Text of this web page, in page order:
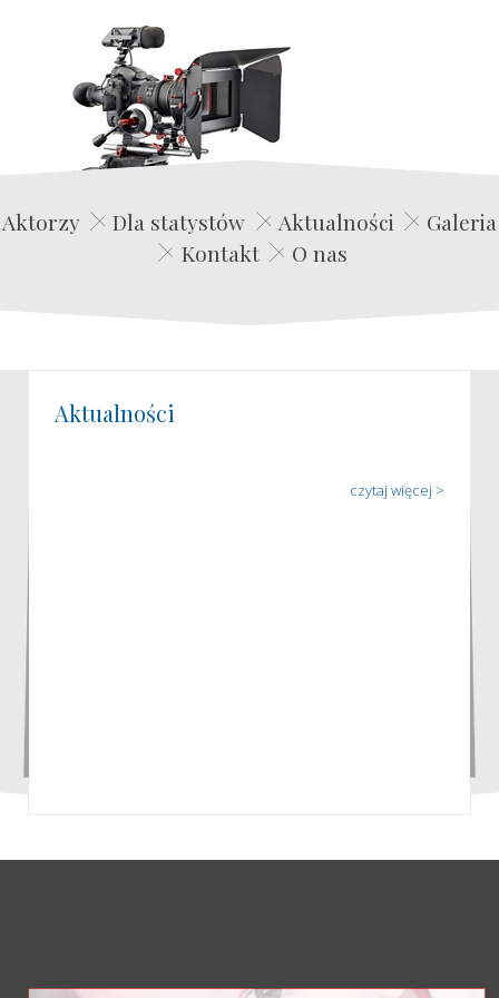
Edwin Film Agencja Aktorska
Aktorzy Dla statystów Aktualności
Galeria
Kontakt
O nas
Aktualności
czytaj więcej >